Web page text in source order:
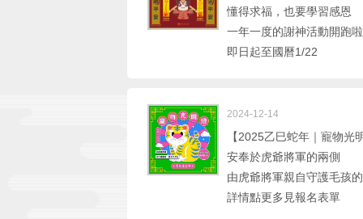
懂得求福，也要學習感恩
一年一度的謝神活動開跑啦
即日起至國曆1/22
2024-12-14
【2025乙巳蛇年｜寵物光
安奉於虎爺將軍的兩側
由虎爺將軍親自守護毛孩
詳情點更多見報名表單